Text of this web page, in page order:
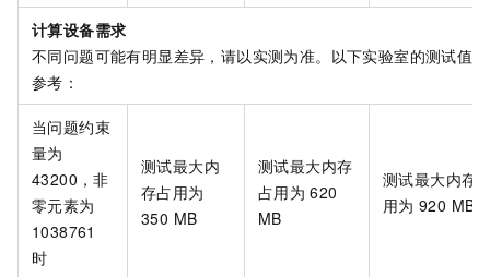
计算设备需求
不同问题可能有明显差异，请以实测为准。以下实验室的测试值供
参考：
当问题约束
量为
43200，非
零元素为
1038761
时
测试最大内
存占用为
350 MB
测试最大内存
占用为 620
MB
测试最大内存
用为 920 MB